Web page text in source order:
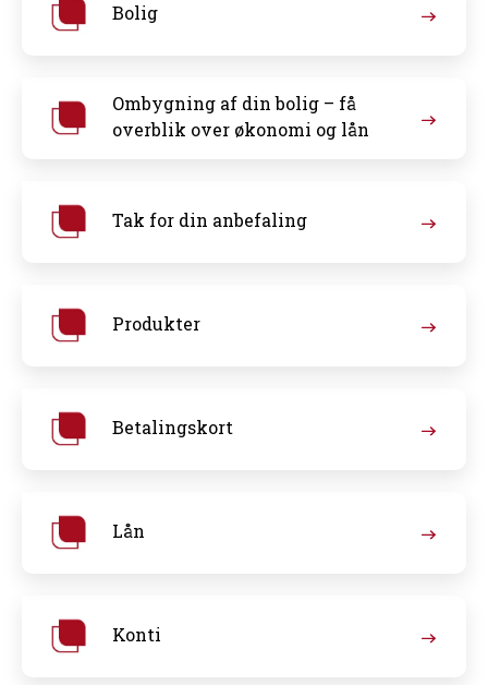
Bolig
Ombygning af din bolig – få
overblik over økonomi og lån
Tak for din anbefaling
Produkter
Betalingskort
Lån
Konti